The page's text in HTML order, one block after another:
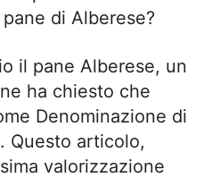
di Alberese?
il pane Alberese, un
ha chiesto che
Denominazione di
Questo articolo,
valorizzazione